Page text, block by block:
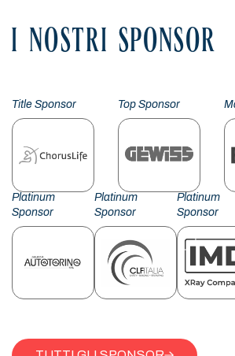
I NOSTRI SPONSOR
Title Sponsor Top Sponsor
Platinum
Sponsor
Platinum
Sponsor
Platinum
Sponsor